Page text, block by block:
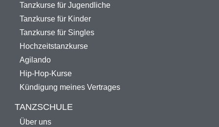
Tanzkurse für Jugendliche
Tanzkurse für Kinder
Tanzkurse für Singles
Hochzeitstanzkurse
Agilando
Hip-Hop-Kurse
Kündigung meines Vertrages
TANZSCHULE
Über uns